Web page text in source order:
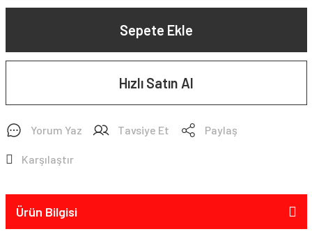
Sepete Ekle
Hızlı Satın Al
Yorum Yaz Tavsiye Et Paylaş
Karşılaştır
Ürün Bilgisi